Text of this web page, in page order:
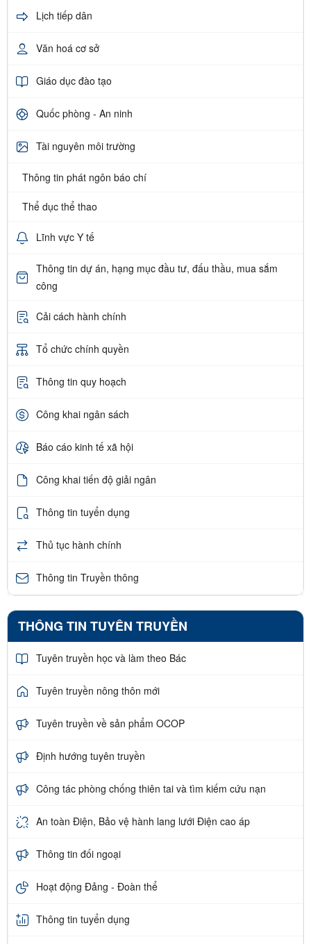
Lịch tiếp dân
Văn hoá cơ sở
Giáo dục đào tạo
Quốc phòng - An ninh
Tài nguyên môi trường
Thông tin phát ngôn báo chí
Thể dục thể thao
Lĩnh vực Y tế
Thông tin dự án, hạng mục đầu tư, đấu thầu, mua sắm
công
Cải cách hành chính
Tổ chức chính quyền
Thông tin quy hoạch
Công khai ngân sách
Báo cáo kinh tế xã hội
Công khai tiến độ giải ngân
Thông tin tuyển dụng
Thủ tục hành chính
Thông tin Truyền thông
THÔNG TIN TUYÊN TRUYỀN
Tuyên truyền học và làm theo Bác
Tuyên truyền nông thôn mới
Tuyên truyền về sản phẩm OCOP
Định hướng tuyên truyền
Công tác phòng chống thiên tai và tìm kiếm cứu nạn
An toàn Điện, Bảo vệ hành lang lưới Điện cao áp
Thông tin đối ngoại
Hoạt động Đảng - Đoàn thể
Thông tin tuyển dụng